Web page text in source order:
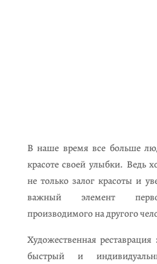
В наше время все больше
красоте своей улыбки. Ведь
не только залог красоты и
важный элемент
производимого на другого
Художественная
быстрый и